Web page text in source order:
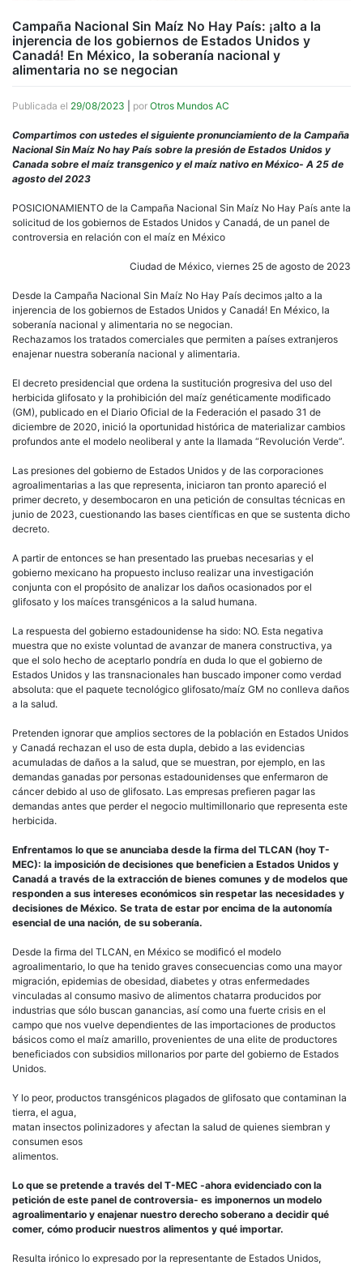
Campaña Nacional Sin Maíz No Hay País: ¡alto a la
injerencia de los gobiernos de Estados Unidos y
Canadá! En México, la soberanía nacional y
alimentaria no se negocian
Publicada el 29/08/2023 por Otros Mundos AC
Compartimos con ustedes el siguiente pronunciamiento de la Campaña
Nacional Sin Maíz No hay País sobre la presión de Estados Unidos y
Canada sobre el maíz transgenico y el maíz nativo en México- A 25 de
agosto del 2023
POSICIONAMIENTO de la Campaña Nacional Sin Maíz No Hay País ante la
solicitud de los gobiernos de Estados Unidos y Canadá, de un panel de
controversia en relación con el maíz en México
Ciudad de México, viernes 25 de agosto de 2023
Desde la Campaña Nacional Sin Maíz No Hay País decimos ¡alto a la
injerencia de los gobiernos de Estados Unidos y Canadá! En México, la
soberanía nacional y alimentaria no se negocian.
Rechazamos los tratados comerciales que permiten a países extranjeros
enajenar nuestra soberanía nacional y alimentaria.
El decreto presidencial que ordena la sustitución progresiva del uso del
herbicida glifosato y la prohibición del maíz genéticamente modificado
(GM), publicado en el Diario Oficial de la Federación el pasado 31 de
diciembre de 2020, inició la oportunidad histórica de materializar cambios
profundos ante el modelo neoliberal y ante la llamada “Revolución Verde”.
Las presiones del gobierno de Estados Unidos y de las corporaciones
agroalimentarias a las que representa, iniciaron tan pronto apareció el
primer decreto, y desembocaron en una petición de consultas técnicas en
junio de 2023, cuestionando las bases científicas en que se sustenta dicho
decreto.
A partir de entonces se han presentado las pruebas necesarias y el
gobierno mexicano ha propuesto incluso realizar una investigación
conjunta con el propósito de analizar los daños ocasionados por el
glifosato y los maíces transgénicos a la salud humana.
La respuesta del gobierno estadounidense ha sido: NO. Esta negativa
muestra que no existe voluntad de avanzar de manera constructiva, ya
que el solo hecho de aceptarlo pondría en duda lo que el gobierno de
Estados Unidos y las transnacionales han buscado imponer como verdad
absoluta: que el paquete tecnológico glifosato/maíz GM no conlleva daños
a la salud.
Pretenden ignorar que amplios sectores de la población en Estados Unidos
y Canadá rechazan el uso de esta dupla, debido a las evidencias
acumuladas de daños a la salud, que se muestran, por ejemplo, en las
demandas ganadas por personas estadounidenses que enfermaron de
cáncer debido al uso de glifosato. Las empresas prefieren pagar las
demandas antes que perder el negocio multimillonario que representa este
herbicida.
Enfrentamos lo que se anunciaba desde la firma del TLCAN (hoy T-
MEC): la imposición de decisiones que beneficien a Estados Unidos y
Canadá a través de la extracción de bienes comunes y de modelos que
responden a sus intereses económicos sin respetar las necesidades y
decisiones de México. Se trata de estar por encima de la autonomía
esencial de una nación, de su soberanía.
Desde la firma del TLCAN, en México se modificó el modelo
agroalimentario, lo que ha tenido graves consecuencias como una mayor
migración, epidemias de obesidad, diabetes y otras enfermedades
vinculadas al consumo masivo de alimentos chatarra producidos por
industrias que sólo buscan ganancias, así como una fuerte crisis en el
campo que nos vuelve dependientes de las importaciones de productos
básicos como el maíz amarillo, provenientes de una elite de productores
beneficiados con subsidios millonarios por parte del gobierno de Estados
Unidos.
Y lo peor, productos transgénicos plagados de glifosato que contaminan la
tierra, el agua,
matan insectos polinizadores y afectan la salud de quienes siembran y
consumen esos
alimentos.
Lo que se pretende a través del T-MEC -ahora evidenciado con la
petición de este panel de controversia- es imponernos un modelo
agroalimentario y enajenar nuestro derecho soberano a decidir qué
comer, cómo producir nuestros alimentos y qué importar.
Resulta irónico lo expresado por la representante de Estados Unidos,